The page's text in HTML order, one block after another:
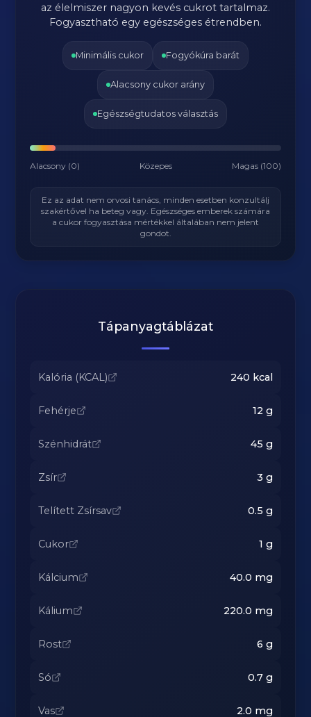
az élelmiszer nagyon kevés cukrot tartalmaz.
Fogyasztható egy egészséges étrendben.
Minimális cukor Fogyókúra barát
Alacsony cukor arány
Egészségtudatos választás
Alacsony (0) Közepes Magas (100)
Ez az adat nem orvosi tanács, minden esetben konzultálj
szakértővel ha beteg vagy. Egészséges emberek számára
a cukor fogyasztása mértékkel általában nem jelent
gondot.
Tápanyagtáblázat
Kalória (KCAL) 240 kcal
Fehérje 12 g
Szénhidrát 45 g
Zsír 3 g
Telített Zsírsav 0.5 g
Cukor 1 g
Kálcium 40.0 mg
Kálium 220.0 mg
Rost 6 g
Só 0.7g
Vas 2.0 mg